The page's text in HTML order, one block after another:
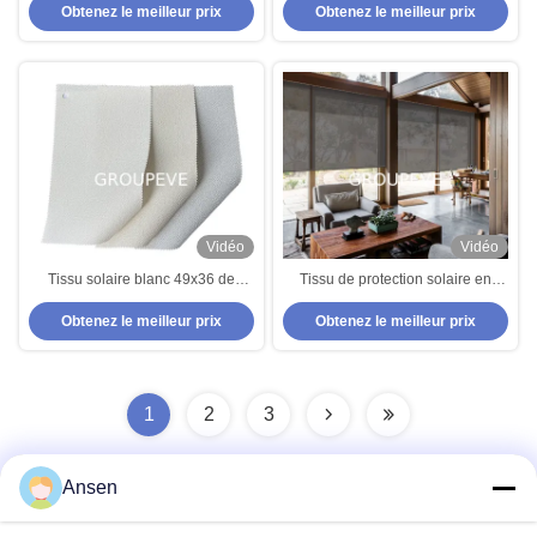
Blinds extérieurs
Obtenez le meilleur prix
la fibre de verre 530GSM
Obtenez le meilleur prix
Vidéo
Tissu solaire blanc 49x36 de
protection solaire de polyester de
l'écran 29% de la franchise 5% »
Obtenez le meilleur prix
Vidéo
Tissu de protection solaire en
polyester 750GSM avec ouverture
à 1% pour stores extérieurs
Obtenez le meilleur prix
1 2 3
Ansen